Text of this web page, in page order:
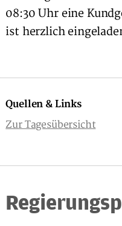
08:30 Uhr eine
ist herzlich
Quellen & Links
Zur Tagesübersicht